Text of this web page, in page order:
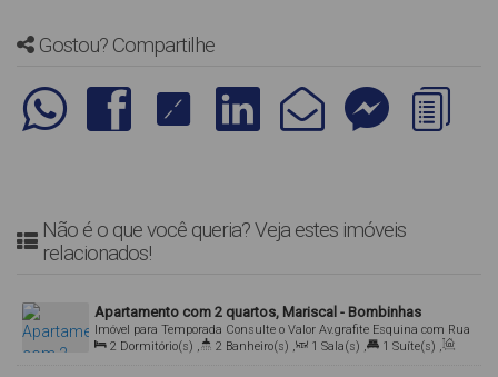
Gostou? Compartilhe
Não é o que você queria? Veja estes imóveis
relacionados!
Apartamento com 2 quartos, Mariscal - Bombinhas
Consulte o Valor
Imóvel para Temporada
Av.grafite Esquina com Rua
Fenecita, 348, Apto 01, 88215-000, Mariscal, Bombinhas, Santa
2 Dormitório(s) , 2 Banheiro(s) , 1 Sala(s) , 1 Suíte(s) ,